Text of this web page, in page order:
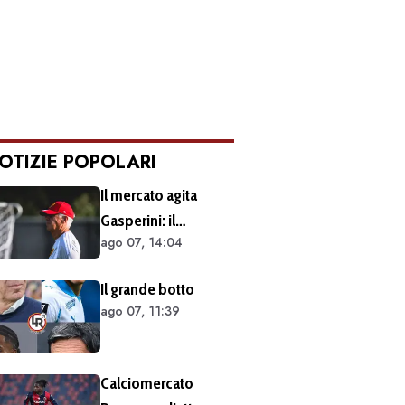
POPOLARI
Il mercato agita
Gasperini: il
retroscena dietro al
Ecco cosa è emerso
dal meeting con la
ago 07, 14:04
Il grande botto
ago 07, 11:39
Calciomercato